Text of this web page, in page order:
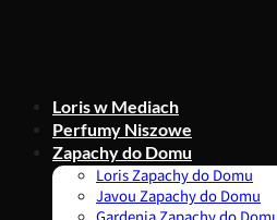
Loris w Mediach
Perfumy Niszowe
Zapachy do Domu
Loris Zapachy do Domu
Javou Zapachy do Domu